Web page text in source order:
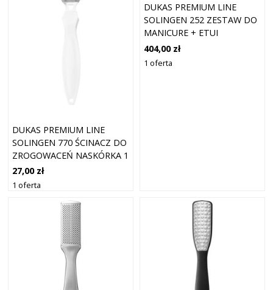
DUKAS PREMIUM LINE
SOLINGEN 770 ŚCINACZ DO
ZROGOWACEŃ NASKÓRKA 1
SZT.
27,00 zł
1 oferta
DUKAS PREMIUM LINE
SOLINGEN 252 ZESTAW DO
MANICURE + ETUI
BURGUND 10 SZTUK
404,00 zł
1 oferta